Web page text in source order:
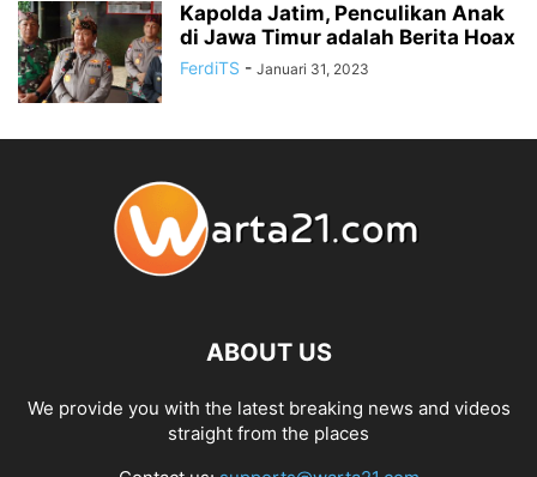
Kapolda Jatim, Penculikan Anak
di Jawa Timur adalah Berita Hoax
FerdiTS - Januari 31, 2023
ABOUT US
We provide you with the latest breaking news and videos
straight from the places